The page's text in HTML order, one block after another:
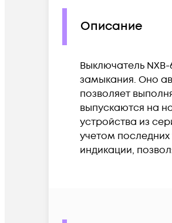
Описание
Выключатель
замыкания. Оно
позволяет
выпускаются на
устройства из
учетом
индикации,